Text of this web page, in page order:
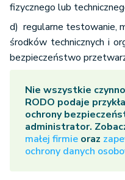
fizycznego lub
d) regularne testowanie,
środków technicznych i
bezpieczeństwo
Nie wszystkie
RODO podaje
ochrony
administrator.
małej firmie oraz
ochrony danych